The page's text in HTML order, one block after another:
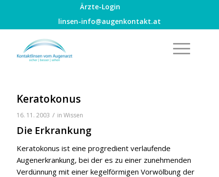
Ärzte-Login
linsen-info@augenkontakt.at
Keratokonus
16. 11. 2003 / in Wissen
Die Erkrankung
Keratokonus ist eine progredient verlaufende
Augenerkrankung, bei der es zu einer zunehmenden
Verdünnung mit einer kegelförmigen Vorwölbung der